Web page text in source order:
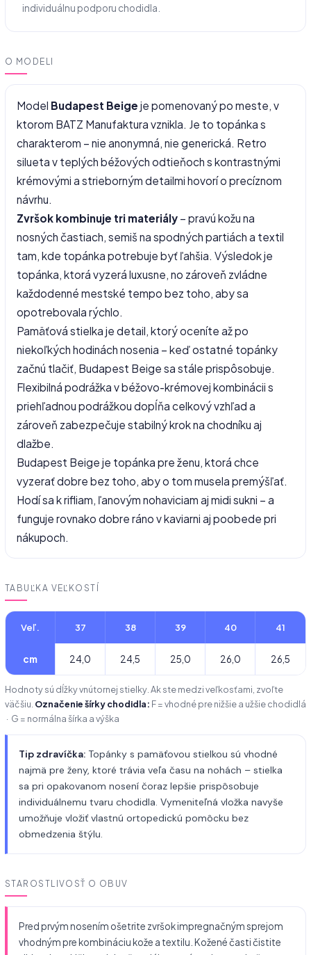
individuálnu podporu chodidla.
O MODELI
Model Budapest Beige je pomenovaný po meste, v
ktorom BATZ Manufaktura vznikla. Je to topánka s
charakterom – nie anonymná, nie generická. Retro
silueta v teplých béžových odtieňoch s kontrastnými
krémovými a strieborným detailmi hovorí o precíznom
návrhu.
Zvršok kombinuje tri materiály – pravú kožu na
nosných častiach, semiš na spodných partiách a textil
tam, kde topánka potrebuje byť ľahšia. Výsledok je
topánka, ktorá vyzerá luxusne, no zároveň zvládne
každodenné mestské tempo bez toho, aby sa
opotrebovala rýchlo.
Pamäťová stielka je detail, ktorý oceníte až po
niekoľkých hodinách nosenia – keď ostatné topánky
začnú tlačiť, Budapest Beige sa stále prispôsobuje.
Flexibilná podrážka v béžovo-krémovej kombinácii s
priehľadnou podrážkou dopĺňa celkový vzhľad a
zároveň zabezpečuje stabilný krok na chodníku aj
dlažbe.
Budapest Beige je topánka pre ženu, ktorá chce
vyzerať dobre bez toho, aby o tom musela premýšľať.
Hodí sa k rifliam, ľanovým nohaviciam aj midi sukni – a
funguje rovnako dobre ráno v kaviarni aj poobede pri
nákupoch.
TABUĽKA VEĽKOSTÍ
Veľ. 37 38 39 40 41
cm 24,0 24,5 25,0 26,0 26,5
Hodnoty sú dĺžky vnútornej stielky. Ak ste medzi veľkosťami, zvoľte
väčšiu. Označenie šírky chodidla: F = vhodné pre nižšie a užšie chodidlá
· G = normálna šírka a výška
Tip zdravíčka: Topánky s pamäťovou stielkou sú vhodné
najmä pre ženy, ktoré trávia veľa času na nohách – stielka
sa pri opakovanom nosení čoraz lepšie prispôsobuje
individuálnemu tvaru chodidla. Vymeniteľná vložka navyše
umožňuje vložiť vlastnú ortopedickú pomôcku bez
obmedzenia štýlu.
STAROSTLIVOSŤ O OBUV
Pred prvým nosením ošetrite zvršok impregnačným sprejom
vhodným pre kombináciu kože a textilu. Kožené časti čistite